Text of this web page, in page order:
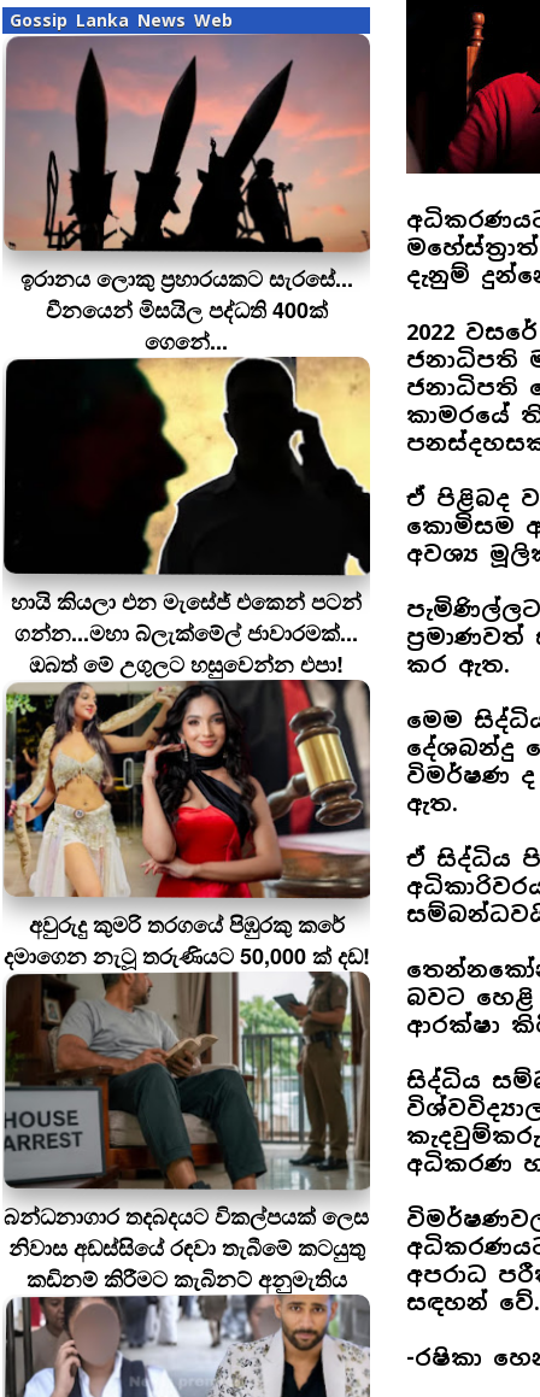
Gossip Lanka News Web
ඉරානය ලොකු ප‍්‍රහාරයකට සැරසේ...
චීනයෙන් මිසයිල පද්ධති 400ක්
ගෙනේ...
හායි කියලා එන මැසේජ් එකෙන් පටන්
ගන්න...මහා බ්ලැක්මේල් ජාවාරමක්...
ඔබත් මේ උගුලට හසුවෙන්න එපා!
අවුරුදු කුමරි තරගයේ පිඹුරකු කරේ
දමාගෙන නැටූ තරුණියට 50,000 ක් දඩ!
බන්ධනාගාර තදබදයට විකල්පයක් ලෙස
නිවාස අඩස්සියේ රඳවා තැබීමේ කටයුතු
කඩිනම් කිරීමට කැබිනට් අනුමැතිය
දැනුම්
2022
ජනාධිපති
ජනාධිපති
කාමරයේ
ඒ පිළිබද
කොමිසම
අවශ්‍ය
කර ඇත.
මෙම
දේශබන්දු
විමර්ෂණ
ඇත.
ඒ සිද්ධිය
බවට
ආරක්ෂා
සිද්ධිය
අධිකරණ
විමර්ෂණවල
අපරාධ
සඳහන් වේ.
-රෂිකා